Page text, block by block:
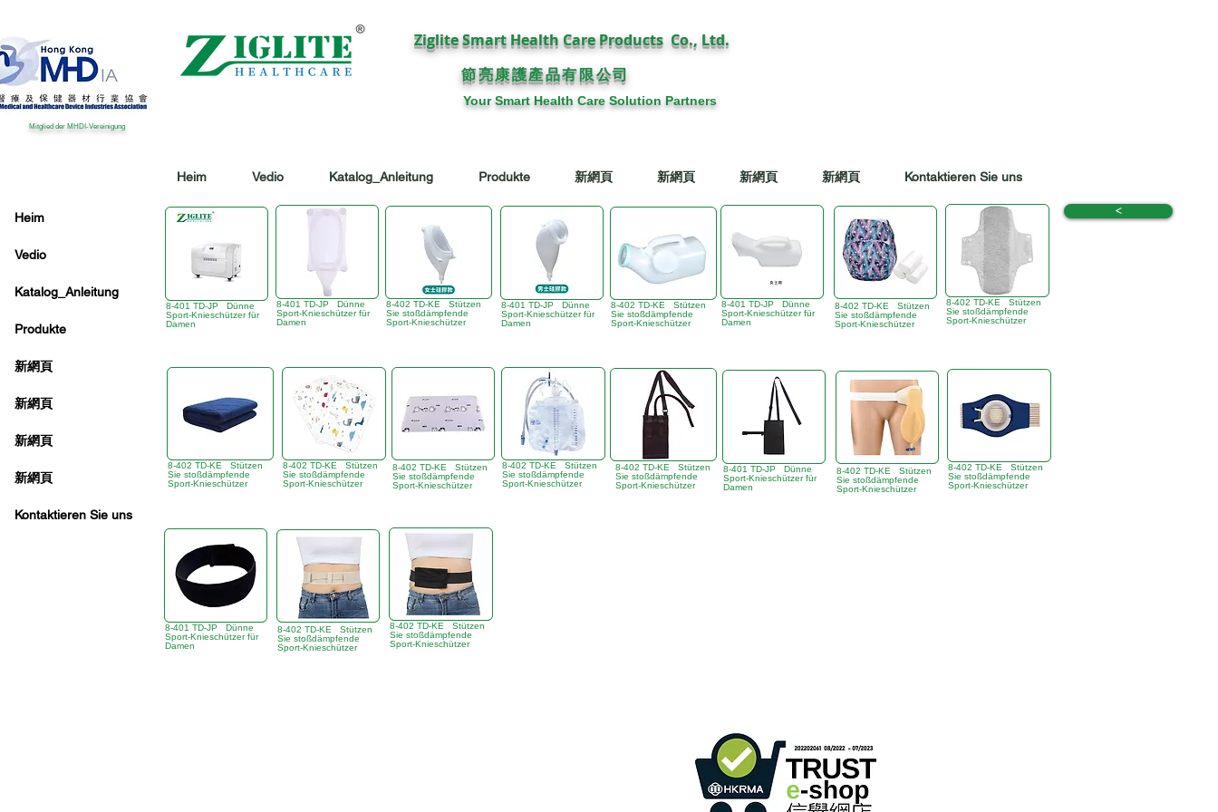
Mitglied der MHDI-Vereinigung
Ziglite Smart Health Care Products Co., Ltd.
節亮康護產品有限公司
Your Smart Health Care Solution Partners
Heim Vedio Katalog_Anleitung Produkte 新網頁 新網頁 新網頁 新網頁 Kontaktieren Sie uns
8-401 TD-JP Dünne
Sport-Knieschützer für
Damen
8-401 TD-JP Dünne
Sport-Knieschützer für
Damen
8-402 TD-KE Stützen
Sie stoßdämpfende
Sport-Knieschützer
8-401 TD-JP Dünne
Sport-Knieschützer für
Damen
8-402 TD-KE Stützen
Sie stoßdämpfende
Sport-Knieschützer
8-401 TD-JP Dünne
Sport-Knieschützer für
Damen
8-402 TD-KE Stützen
Sie stoßdämpfende
Sport-Knieschützer
8-402 TD-KE Stützen
Sie stoßdämpfende
Sport-Knieschützer
<
8-402 TD-KE Stützen
Sie stoßdämpfende
Sport-Knieschützer
8-402 TD-KE Stützen
Sie stoßdämpfende
Sport-Knieschützer
8-402 TD-KE Stützen
Sie stoßdämpfende
Sport-Knieschützer
8-402 TD-KE Stützen
Sie stoßdämpfende
Sport-Knieschützer
8-402 TD-KE Stützen
Sie stoßdämpfende
Sport-Knieschützer
8-401 TD-JP Dünne
Sport-Knieschützer für
Damen
8-402 TD-KE Stützen
Sie stoßdämpfende
Sport-Knieschützer
8-402 TD-KE Stützen
Sie stoßdämpfende
Sport-Knieschützer
8-401 TD-JP Dünne
Sport-Knieschützer für
Damen
8-402 TD-KE Stützen
Sie stoßdämpfende
Sport-Knieschützer
8-402 TD-KE Stützen
Sie stoßdämpfende
Sport-Knieschützer
Heim
Vedio
Katalog_Anleitung
Produkte
新網頁
新網頁
新網頁
新網頁
Kontaktieren Sie uns